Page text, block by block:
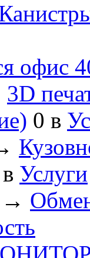
офис
3D
0 в
в Услуги
→